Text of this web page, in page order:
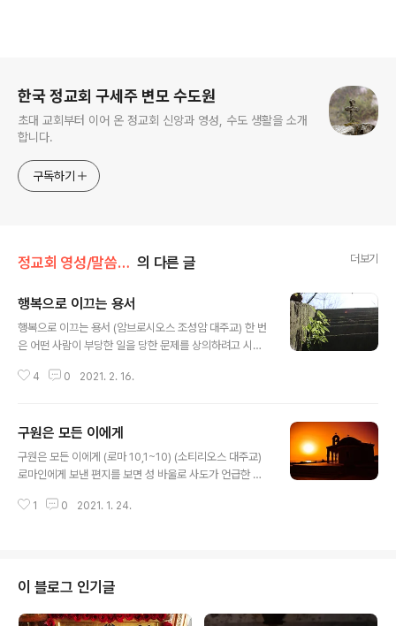
한국 정교회 구세주 변모 수도원
초대 교회부터 이어 온 정교회 신앙과 영성, 수도 생활을 소개
합니다.
구독하기
정교회 영성/말씀과 함께 의 다른 글 더보기
행복으로 이끄는 용서
행복으로 이끄는 용서 (암브로시오스 조성암 대주교) 한 번
은 어떤 사람이 부당한 일을 당한 문제를 상의하려고 시소
일을 했기에 그에게 복수하고 싶습니다. 얼마 전 그는 나에
리고 있습니다." "그러지 말게," 신부님은 말했습니다. "그
를 용서하여야만 하네. 복수는 아주 큰 죄라네." "내가 아파
했던 것처럼 그도 고통을 느끼게 하지 못한다면, 잊지 못할
습니다. 그가 말을 듣지 않자, 신부님은 하느님께서 그를 밝
4 0 2021. 2. 16.
구원은 모든 이에게
구원은 모든 이에게 (로마 10,1~10) (소티리오스 대주교)
로마인에게 보낸 편지를 보면 성 바울로 사도가 언급한 두
에 대해 알 수 있습니다. 첫째, 모든 이들을 위해 우리의 온
려 있고 누구든 그리스도께로 향하는 사람은 구원받을 수
있다고 성 사도는 말합니다. 성 바울로는 자신의 동족인 유
대인들의 구원에 줄곧 가득 찬 열의를 지니고 있었습니다.
1 0 2021. 1. 24.
이 블로그 인기글